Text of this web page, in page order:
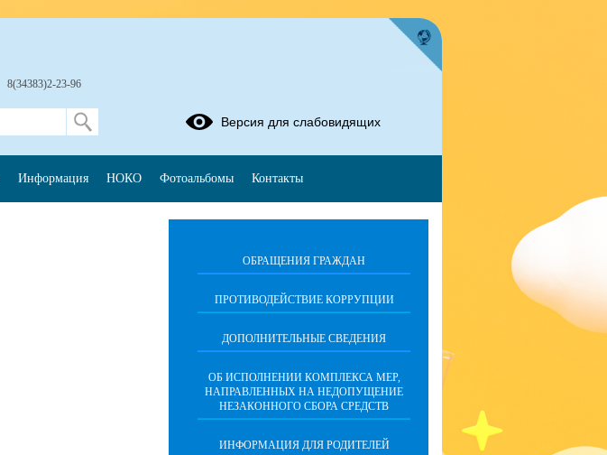
ОБРАЩЕНИЯ ГРАЖДАН
ПРОТИВОДЕЙСТВИЕ КОРРУПЦИИ
ДОПОЛНИТЕЛЬНЫЕ СВЕДЕНИЯ
ОБ ИСПОЛНЕНИИ КОМПЛЕКСА МЕР,
НАПРАВЛЕННЫХ НА НЕДОПУЩЕНИЕ
НЕЗАКОННОГО СБОРА СРЕДСТВ
ИНФОРМАЦИЯ ДЛЯ РОДИТЕЛЕЙ
8(34383)2-23-96
Версия для слабовидящих
Информация НОКО Фотоальбомы Контакты